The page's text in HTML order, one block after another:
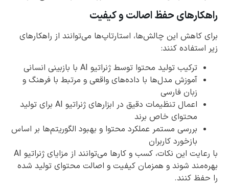
راهکارهای حفظ اصالت و کیفیت
برای کاهش این چالش‌ها، استارتاپ‌ها می‌توانند از راهکارهای
زیر استفاده کنند:
ترکیب تولید محتوا توسط ژنراتیو AI با بازبینی انسانی
آموزش مدل‌ها با داده‌های واقعی و مرتبط با فرهنگ و
زبان فارسی
اعمال تنظیمات دقیق در ابزارهای ژنراتیو AI برای تولید
محتوای خاص برند
بررسی مستمر عملکرد محتوا و بهبود الگوریتم‌ها بر اساس
بازخورد کاربران
با رعایت این نکات، کسب و کارها می‌توانند از مزایای ژنراتیو AI
بهره‌مند شوند و همزمان کیفیت و اصالت محتوای تولید شده
را حفظ کنند.